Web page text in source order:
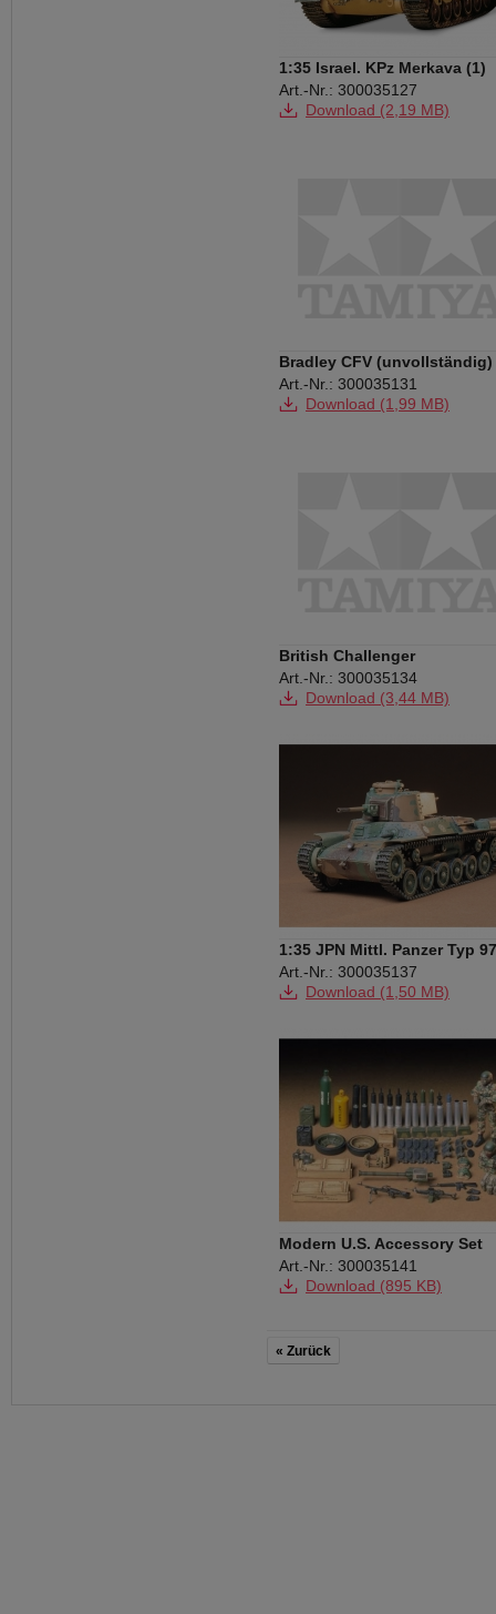
1:35 Israel. KPz Merkava (1)
Art.-Nr.: 300035127
Download (2,19 MB)
Bradley CFV (unvollständig)
Art.-Nr.: 300035131
Download (1,99 MB)
British Challenger
Art.-Nr.: 300035134
Download (3,44 MB)
1:35 JPN Mittl. Panzer Typ 97
Art.-Nr.: 300035137
Download (1,50 MB)
Modern U.S. Accessory Set
Art.-Nr.: 300035141
Download (895 KB)
« Zurück